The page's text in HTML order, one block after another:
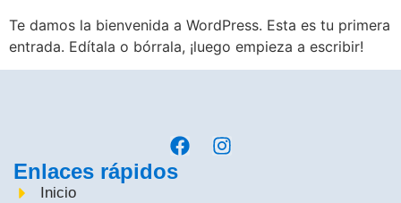
Te damos la bienvenida a WordPress. Esta es tu primera
entrada. Edítala o bórrala, ¡luego empieza a escribir!
Enlaces rápidos
Inicio